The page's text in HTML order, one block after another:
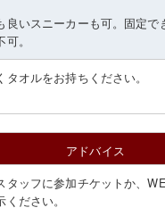
良いスニーカーも可。固定で
。
タオルをお持ちください。
アドバイス
タッフに参加チケットか、
ください。